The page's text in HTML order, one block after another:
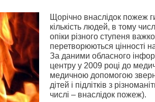
Щорічно внаслідок пожеж
кількість людей, в тому
опіки різного ступеня
перетворюються цінності
За даними обласного
центру у 2009 році до
медичною допомогою
дітей і підлітків з
числі – внаслідок пожеж).